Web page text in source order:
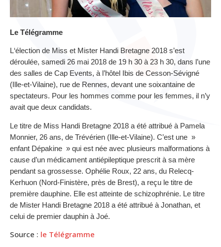
Le Télégramme
L‘élection de Miss et Mister Handi Bretagne 2018 s’est
déroulée, samedi 26 mai 2018 de 19 h 30 à 23 h 30, dans l’une
des salles de Cap Events, à l’hôtel Ibis de Cesson-Sévigné
(Ille-et-Vilaine), rue de Rennes, devant une soixantaine de
spectateurs. Pour les hommes comme pour les femmes, il n’y
avait que deux candidats.
Le titre de Miss Handi Bretagne 2018 a été attribué à Pamela
Monnier, 26 ans, de Trévérien (Ille-et-Vilaine). C’est une »
enfant Dépakine » qui est née avec plusieurs malformations à
cause d’un médicament antiépileptique prescrit à sa mère
pendant sa grossesse. Ophélie Roux, 22 ans, du Relecq-
Kerhuon (Nord-Finistère, près de Brest), a reçu le titre de
première dauphine. Elle est atteinte de schizophrénie. Le titre
de Mister Handi Bretagne 2018 a été attribué à Jonathan, et
celui de premier dauphin à Joé.
Source : le Télégramme